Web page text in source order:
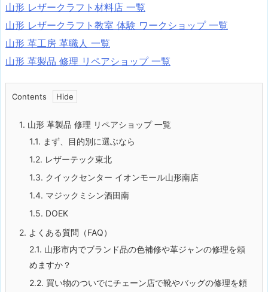
山形 レザークラフト材料店 一覧
山形 レザークラフト教室 体験 ワークショップ 一覧
山形 革工房 革職人 一覧
山形 革製品 修理 リペアショップ 一覧
Contents
1. 山形 革製品 修理 リペアショップ 一覧
1.1. まず、目的別に選ぶなら
1.2. レザーテック東北
1.3. クイックセンター イオンモール山形南店
1.4. マジックミシン酒田南
1.5. DOEK
2. よくある質問（FAQ）
2.1. 山形市内でブランド品の色補修や革ジャンの修理を頼
めますか？
2.2. 買い物のついでにチェーン店で靴やバッグの修理を頼